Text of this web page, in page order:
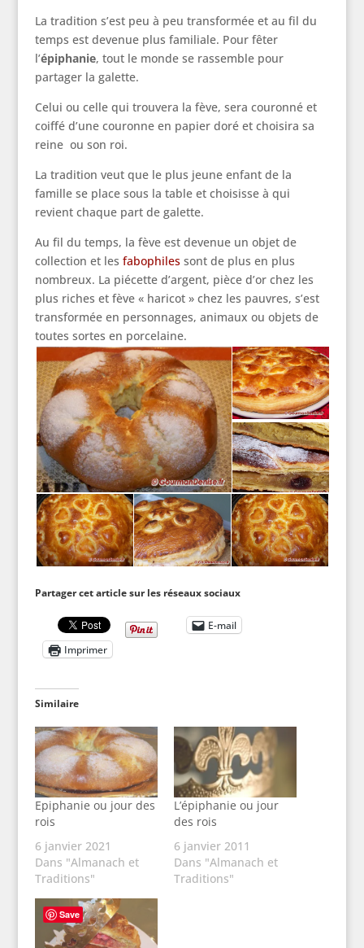
La tradition s’est peu à peu transformée et au fil du
temps est devenue plus familiale. Pour fêter
l’épiphanie, tout le monde se rassemble pour
partager la galette.
Celui ou celle qui trouvera la fève, sera couronné et
coiffé d’une couronne en papier doré et choisira sa
reine ou son roi.
La tradition veut que le plus jeune enfant de la
famille se place sous la table et choisisse à qui
revient chaque part de galette.
Au fil du temps, la fève est devenue un objet de
collection et les fabophilessont de plus en plus
nombreux. La piécette d’argent, pièce d’or chez les
plus riches et fève « haricot » chez les pauvres, s’est
transformée en personnages, animaux ou objets de
toutes sortes en porcelaine.
Partager cet article sur les réseaux sociaux
E-mail
Imprimer
Similaire
Epiphanie ou jour des
rois
6 janvier 2021
Dans "Almanach et
Traditions"
L’épiphanie ou jour
des rois
6 janvier 2011
Dans "Almanach et
Traditions"
Save